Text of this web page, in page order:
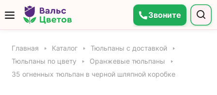
Звоните
Главная Каталог
Тюльпаны с доставкой
Тюльпаны по цвету
Оранжевые тюльпаны
35 огненных тюльпан в черной шляпной коробке